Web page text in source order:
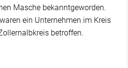
Masche bekanntgeworden.
ein Unternehmen im Kreis
betroffen.